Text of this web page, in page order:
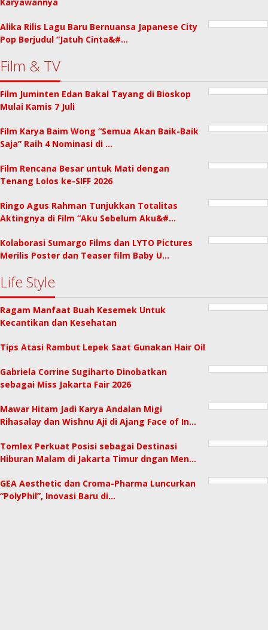
Karyawannya
Alika Rilis Lagu Baru Bernuansa Japanese City
Pop Berjudul “Jatuh Cinta&#…
Film & TV
Film Juminten Edan Bakal Tayang di Bioskop
Mulai Kamis 7 Juli
Film Karya Baim Wong “Semua Akan Baik-Baik
Saja” Raih 4 Nominasi di …
Film Rencana Besar untuk Mati dengan
Tenang Lolos ke-SIFF 2026
Ringo Agus Rahman Tunjukkan Totalitas
Aktingnya di Film “Aku Sebelum Aku&#…
Kolaborasi Sumargo Films dan LYTO Pictures
Merilis Poster dan Teaser film Baby U…
Life Style
Ragam Manfaat Buah Kesemek Untuk
Kecantikan dan Kesehatan
Tips Atasi Rambut Lepek Saat Gunakan Hair Oil
Gabriela Corrine Sugiharto Dinobatkan
sebagai Miss Jakarta Fair 2026
Mawar Hitam Jadi Karya Andalan Migi
Rihasalay dan Wishnu Aji di Ajang Face of In…
Tomlex Perkuat Posisi sebagai Destinasi
Hiburan Malam di Jakarta Timur dngan Men…
GEA Aesthetic dan Croma-Pharma Luncurkan
“PolyPhil”, Inovasi Baru di…